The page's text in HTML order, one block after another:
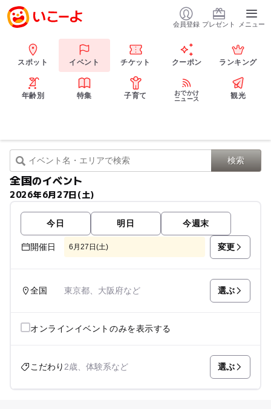
会員登録 プレゼント メニュー
スポット イベント チケット クーポン ランキング
年齢別 特集 子育て
おでかけ
ニュース
観光
全国のイベント
2026年6月27日(土)
今日 明日 今週末
開催日 6月27日(土) 変更
全国 東京都、大阪府など 選ぶ
オンラインイベントのみを表示する
こだわり2歳、体験系など 選ぶ